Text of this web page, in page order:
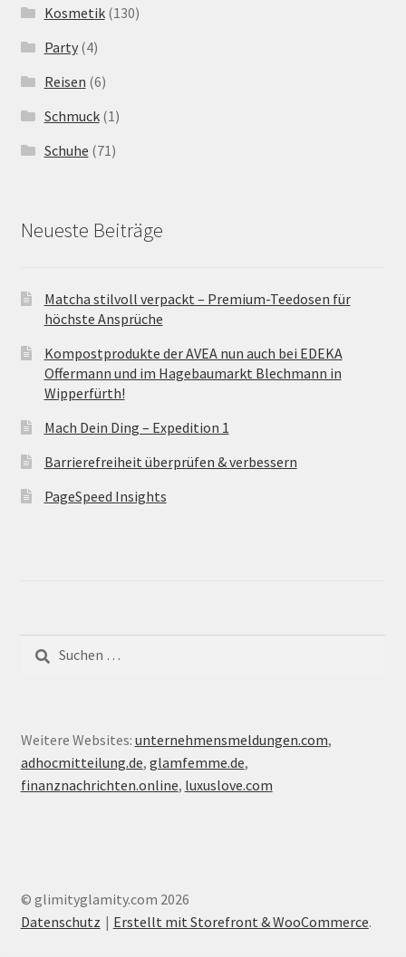
Kosmetik(130)
Party(4)
Reisen (6)
Schmuck(1)
Schuhe (71)
Neueste Beiträge
Matcha stilvoll verpackt – Premium-Teedosen für
höchste Ansprüche
Kompostprodukte der AVEA nun auch bei EDEKA
Offermann und im Hagebaumarkt Blechmann in
Wipperfürth!
Mach Dein Ding – Expedition 1
Barrierefreiheit überprüfen & verbessern
PageSpeed Insights
nach:
Weitere Websites: unternehmensmeldungen.com,
adhocmitteilung.de, glamfemme.de,
finanznachrichten.online, luxuslove.com
© glimityglamity.com 2026
Datenschutz
Erstellt mit Storefront & WooCommerce.